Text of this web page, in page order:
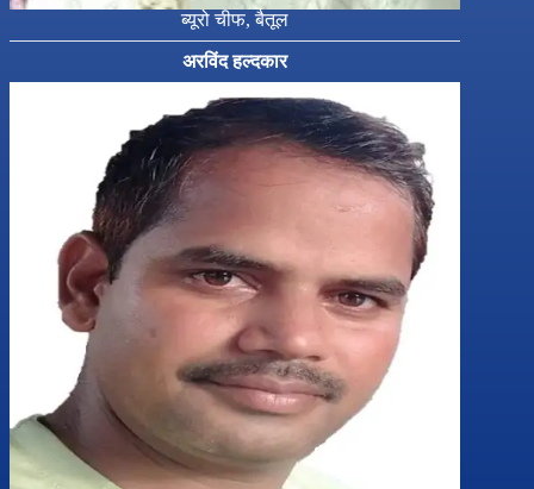
ब्यूरो चीफ, बैतूल
अरविंद हल्दकार